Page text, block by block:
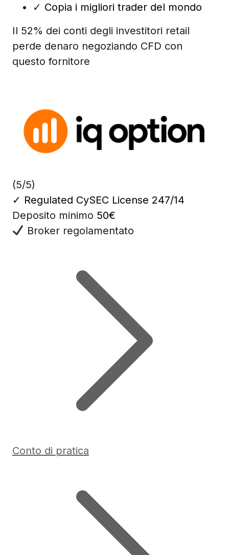
✓ Copia i migliori trader del mondo
Il 52% dei conti degli investitori retail
perde denaro negoziando CFD con
questo fornitore
(5/5)
✓ Regulated CySEC License 247/14
Deposito minimo 50€
Broker regolamentato
Conto di pratica